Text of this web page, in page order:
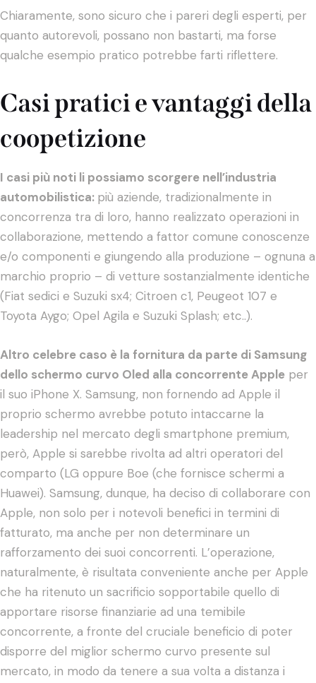
Chiaramente, sono sicuro che i pareri degli esperti, per
quanto autorevoli, possano non bastarti, ma forse
qualche esempio pratico potrebbe farti riflettere.
Casi pratici e vantaggi della
coopetizione
I casi più noti li possiamo scorgere nell’industria
automobilistica: più aziende, tradizionalmente in
concorrenza tra di loro, hanno realizzato operazioni in
collaborazione, mettendo a fattor comune conoscenze
e/o componenti e giungendo alla produzione – ognuna a
marchio proprio – di vetture sostanzialmente identiche
(Fiat sedici e Suzuki sx4; Citroen c1, Peugeot 107 e
Toyota Aygo; Opel Agila e Suzuki Splash; etc..).
Altro celebre caso è la fornitura da parte di Samsung
dello schermo curvo Oled alla concorrente Apple per
il suo iPhone X. Samsung, non fornendo ad Apple il
proprio schermo avrebbe potuto intaccarne la
leadership nel mercato degli smartphone premium,
però, Apple si sarebbe rivolta ad altri operatori del
comparto (LG oppure Boe (che fornisce schermi a
Huawei). Samsung, dunque, ha deciso di collaborare con
Apple, non solo per i notevoli benefici in termini di
fatturato, ma anche per non determinare un
rafforzamento dei suoi concorrenti. L’operazione,
naturalmente, è risultata conveniente anche per Apple
che ha ritenuto un sacrificio sopportabile quello di
apportare risorse finanziarie ad una temibile
concorrente, a fronte del cruciale beneficio di poter
disporre del miglior schermo curvo presente sul
mercato, in modo da tenere a sua volta a distanza i